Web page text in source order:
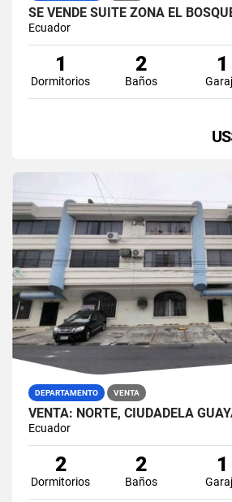
Ecuador
1
Dormitorios
2
Baños
1
DEPARTAMENTO VENTA
Ecuador
2
Dormitorios
2
Baños
1